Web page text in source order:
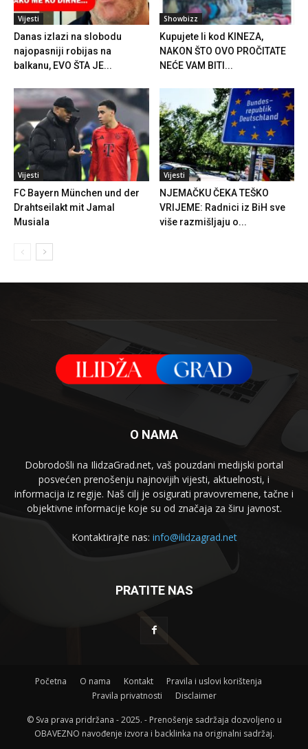
Vijesti
Danas izlazi na slobodu
najopasniji robijas na
balkanu, EVO ŠTA JE...
Showbizz
Kupujete li kod KINEZA,
NAKON ŠTO OVO PROČITATE
NEĆE VAM BITI...
Vijesti
FC Bayern München und der
Drahtseilakt mit Jamal
Musiala
Vijesti
NJEMAČKU ČEKA TEŠKO
VRIJEME: Radnici iz BiH sve
više razmišljaju o...
O NAMA
Dobrodošli na IlidzaGrad.net, vaš pouzdani medijski portal
posvećen prenošenju najnovijih vijesti, aktuelnosti, i
informacija iz regije. Naš cilj je osigurati pravovremene, tačne i
objektivne informacije koje su od značaja za širu javnost.
Kontaktirajte nas: info@ilidzagrad.net
PRATITE NAS
Početna O nama Kontakt
Pravila i uslovi korištenja
Pravila privatnosti
Disclaimer
© Sva prava pridržana - 2025. - Prenošenje sadržaja dozvoljeno u
OBAVEZNO navođenje izvora i backlinka na originalni sadržaj.